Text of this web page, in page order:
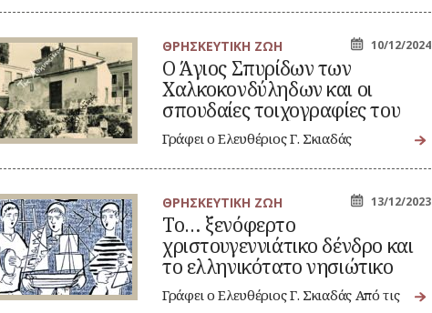
ΘΡΗΣΚΕΥΤΙΚΗ ΖΩΗ 10/12/2024
O Άγιος Σπυρίδων των
Χαλκοκονδύληδων και οι
σπουδαίες τοιχογραφίες του
Γράφει ο Ελευθέριος Γ. Σκιαδάς
ΘΡΗΣΚΕΥΤΙΚΗ ΖΩΗ 13/12/2023
Το… ξενόφερτο
χριστουγεννιάτικο δένδρο και
το ελληνικότατο νησιώτικο
καραβάκι
Γράφει ο Ελευθέριος Γ. Σκιαδάς Από τις